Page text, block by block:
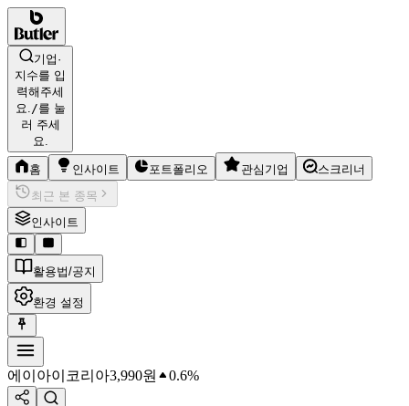
기업·
지수를 입
력해주세
요./를 눌
러 주세
요.
홈 인사이트 포트폴리오 관심기업
스크리너
최근 본 종목
인사이트
활용법/공지
환경 설정
에이아이코리아3,990원 0.6%